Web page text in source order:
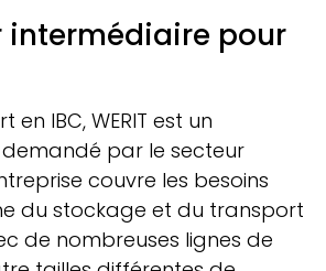
intermédiaire pour
en IBC,WERIT est un
par le secteur
couvre les besoins
du stockage et du transport
de nombreuses lignes de